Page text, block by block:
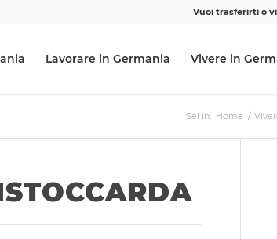
Vuoi trasferirti o
Lavorare in Germania Vivere in
Sei in: Home /